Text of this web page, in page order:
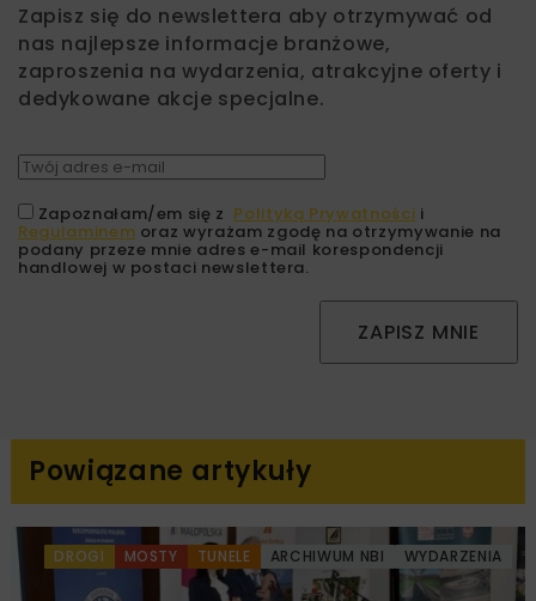
Zapisz się do newslettera aby otrzymywać od
nas najlepsze informacje branżowe,
zaproszenia na wydarzenia, atrakcyjne oferty i
dedykowane akcje specjalne.
Zapoznałam/em się z Polityką Prywatności i
Regulaminem oraz wyrażam zgodę na otrzymywanie na
podany przeze mnie adres e-mail korespondencji
handlowej w postaci newslettera.
ZAPISZ MNIE
Powiązane artykuły
DROGI MOSTY TUNELE ARCHIWUM NBI WYDARZENIA